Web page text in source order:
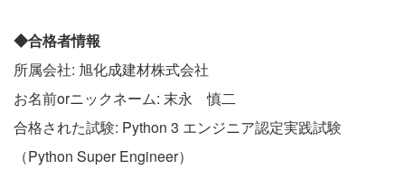
◆合格者情報
所属会社: 旭化成建材株式会社
お名前orニックネーム: 末永 慎二
合格された試験: Python 3 エンジニア認定実践試験
（Python Super Engineer）